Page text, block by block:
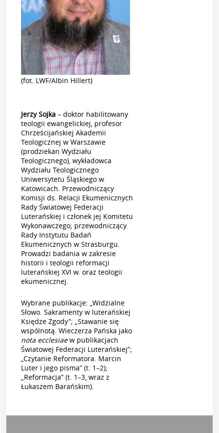
(fot. LWF/Albin Hillert)
Jerzy Sojka – doktor habilitowany
teologii ewangelickiej, profesor
Chrześcijańskiej Akademii
Teologicznej w Warszawie
(prodziekan Wydziału
Teologicznego), wykładowca
Wydziału Teologicznego
Uniwersytetu Śląskiego w
Katowicach. Przewodniczący
Komisji ds. Relacji Ekumenicznych
Rady Światowej Federacji
Luterańskiej i członek jej Komitetu
Wykonawczego; przewodniczący
Rady Instytutu Badań
Ekumenicznych w Strasburgu.
Prowadzi badania w zakresie
historii i teologii reformacji
luterańskiej XVI w. oraz teologii
ekumenicznej.
Wybrane publikacje: „Widzialne
Słowo. Sakramenty w luterańskiej
Księdze Zgody”; „Stawanie się
wspólnotą. Wieczerza Pańska jako
nota ecclesiaew publikacjach
Światowej Federacji Luterańskiej”;
„Czytanie Reformatora. Marcin
Luter i jego pisma” (t. 1–2);
„Reformacja” (t. 1–3, wraz z
Łukaszem Barańskim).